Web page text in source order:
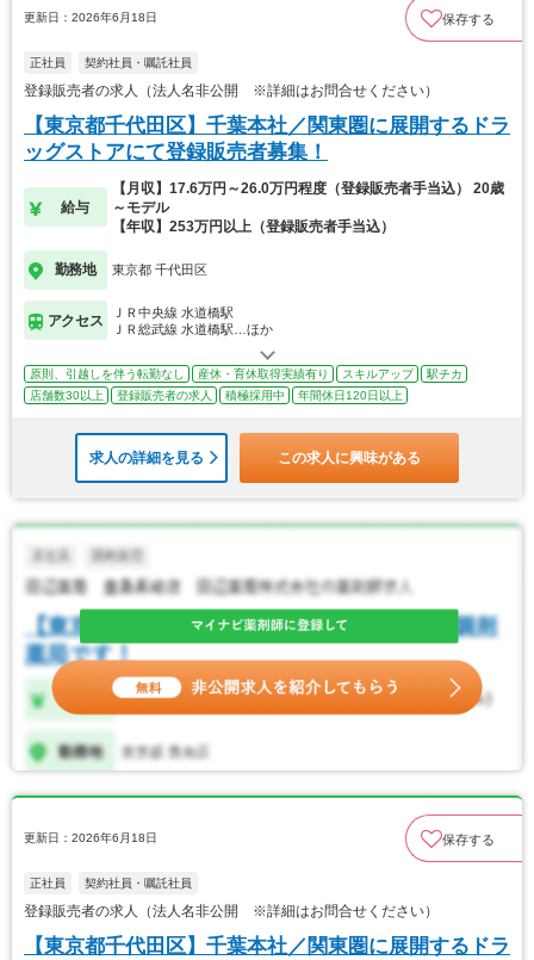
更新日：2026年6月18日 保存する
正社員 契約社員・嘱託社員
登録販売者の求人（法人名非公開 ※詳細はお問合せください）
【東京都千代田区】千葉本社／関東圏に展開するドラ
ッグストアにて登録販売者募集！
給与
【月収】17.6万円～26.0万円程度（登録販売者手当込） 20歳
～モデル
【年収】253万円以上（登録販売者手当込）
勤務地 東京都 千代田区
アクセス
ＪＲ中央線 水道橋駅
ＪＲ総武線 水道橋駅…ほか
原則、引越しを伴う転勤なし 産休・育休取得実績有り スキルアップ
駅チカ
店舗数30以上
登録販売者の求人 積極採用中 年間休日120日以上
求人の詳細を見る この求人に興味がある
更新日：2026年6月18日 保存する
正社員 契約社員・嘱託社員
登録販売者の求人（法人名非公開 ※詳細はお問合せください）
【東京都千代田区】千葉本社／関東圏に展開するドラ